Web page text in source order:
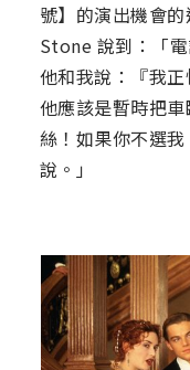
號】的演出機會
Stone 說到：「
他和我說：『我
他應該是暫時把
絲！如果你不選
說。」